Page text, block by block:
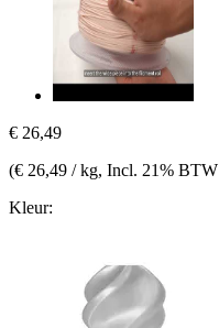
€ 26,49
(€ 26,49 / kg, Incl. 21% BTW
Kleur: